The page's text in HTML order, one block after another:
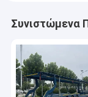
Συνιστώμενα